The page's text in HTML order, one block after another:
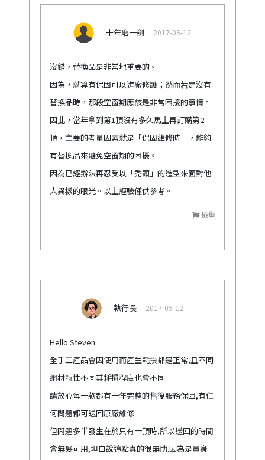
十年磨一劍 2017-05-12
沒錯，替換品是非常地重要的。
因為，就算有保固可以進廠修護；然而若是沒有
替換品時，那段空窗期應該是非常困擾的事情。
因此，當年拿到第1頂沒有多久馬上再訂購第2
頂，主要的考量因素就是「保固維修時」，能夠
有替換品來避免空窗期的困擾。
因為已經辦法再忍受以「禿頭」的造型來面對他
人異樣的眼光。以上經驗僅供參考。
檢舉
執行長 2017-05-12
Hello Steven
全手工產品會因使用而產生耗損都是正常,且不同
網材特性不同其耗損程度也會不同.
請放心每一款都有一年完整的售後服務保固,有任
何問題都可送回原廠維修.
但問題多半發生在於只有一頂時,所以送回的時間
會無髮可用,坦白說這點真的很無助.因為是量身